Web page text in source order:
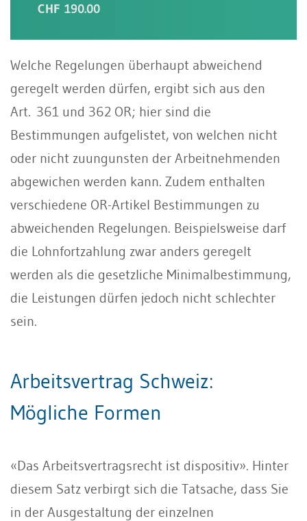
CHF 190.00
Welche Regelungen überhaupt abweichend
geregelt werden dürfen, ergibt sich aus den
Art. 361 und 362 OR; hier sind die
Bestimmungen aufgelistet, von welchen nicht
oder nicht zuungunsten der Arbeitnehmenden
abgewichen werden kann. Zudem enthalten
verschiedene OR-Artikel Bestimmungen zu
abweichenden Regelungen. Beispielsweise darf
die Lohnfortzahlung zwar anders geregelt
werden als die gesetzliche Minimalbestimmung,
die Leistungen dürfen jedoch nicht schlechter
sein.
Arbeitsvertrag Schweiz:
Mögliche Formen
«Das Arbeitsvertragsrecht ist dispositiv». Hinter
diesem Satz verbirgt sich die Tatsache, dass Sie
in der Ausgestaltung der einzelnen